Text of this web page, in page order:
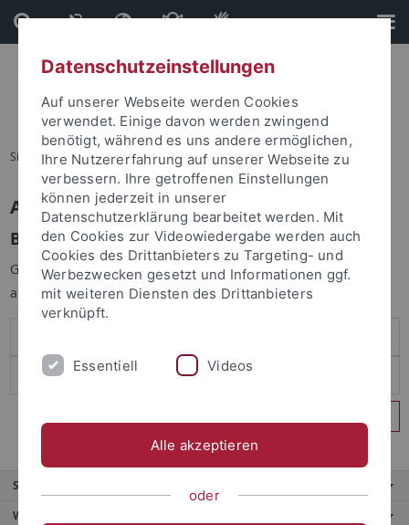
Direkt
zum
Inhalt
Direkt
zur
Fußleiste
Sie sind hier: Startseite
Anmelden
Benutzeranmeldung
Geben Sie Ihren Benutzernamen und Ihr Passwort an um sich
anzumelden:
Service
Weitere Angebote
Datenschutzeinstellungen
Auf unserer Webseite werden Cookies
verwendet. Einige davon werden zwingend
benötigt, während es uns andere ermöglichen,
Ihre Nutzererfahrung auf unserer Webseite zu
verbessern. Ihre getroffenen Einstellungen
können jederzeit in unserer
Datenschutzerklärung bearbeitet werden. Mit
den Cookies zur Videowiedergabe werden auch
Cookies des Drittanbieters zu Targeting- und
Werbezwecken gesetzt und Informationen ggf.
mit weiteren Diensten des Drittanbieters
verknüpft.
Essentiell Videos
Alle akzeptieren
oder